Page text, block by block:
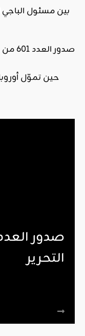
بين مسئول الباجي
صدور العدد 601 من جريدة التحرير
حين تموّل
التحرير